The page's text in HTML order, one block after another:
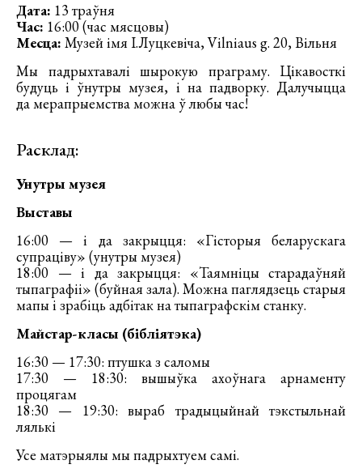
Дата: 13 траўня
Час: 16:00 (час мясцовы)
Месца: Музей імя І.Луцкевіча, Vilniaus g. 20, Вільня
Мы падрыхтавалі шырокую праграму. Цікавосткі
будуць і ўнутры музея, і на падворку. Далучыцца
да мерапрыемства можна ў любы час!
Расклад:
Унутры музея
Выставы
16:00 — і да закрыцця: «Гісторыя беларускага
супраціву» (унутры музея)
18:00 — і да закрыцця: «Таямніцы старадаўняй
тыпаграфіі» (буйная зала). Можна паглядзець старыя
мапы і зрабіць адбітак на тыпаграфскім станку.
Майстар-класы (бібліятэка)
16:30 — 17:30: птушка з саломы
17:30 — 18:30: вышыўка ахоўнага арнаменту
процягам
18:30 — 19:30: выраб традыцыйнай тэкстыльнай
лялькі
Усе матэрыялы мы падрыхтуем самі.